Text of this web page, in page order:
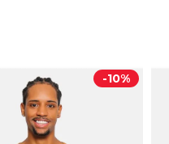
-10%